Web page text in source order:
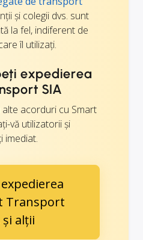
și colegii dvs. sunt
la fel, indiferent de
îl utilizați.
expedierea
SIA
acorduri cu Smart
vă utilizatorii și
imediat.
Transport
și alții